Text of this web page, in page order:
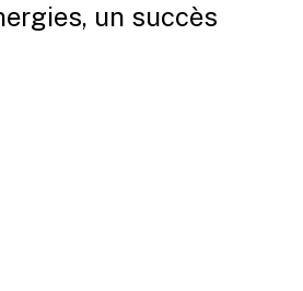
un succès